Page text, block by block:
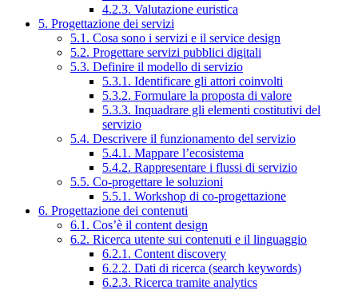
4.2.3. Valutazione euristica
5. Progettazione dei servizi
5.1. Cosa sono i servizi e il service design
5.2. Progettare servizi pubblici digitali
5.3. Definire il modello di servizio
5.3.1. Identificare gli attori coinvolti
5.3.2. Formulare la proposta di valore
5.3.3. Inquadrare gli elementi costitutivi del
servizio
5.4. Descrivere il funzionamento del servizio
5.4.1. Mappare l’ecosistema
5.4.2. Rappresentare i flussi di servizio
5.5. Co-progettare le soluzioni
5.5.1. Workshop di co-progettazione
6. Progettazione dei contenuti
6.1. Cos’è il content design
6.2. Ricerca utente sui contenuti e il linguaggio
6.2.1. Content discovery
6.2.2. Dati di ricerca (search keywords)
6.2.3. Ricerca tramite analytics